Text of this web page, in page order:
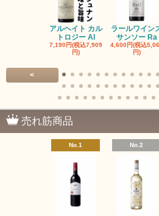
アルヘイト カル
トロジー Al
7,190円(税込7,909
円)
ラールワイン
サンソー Ra
4,600円(税込
円)
<
売れ筋商品
No.1 No.2